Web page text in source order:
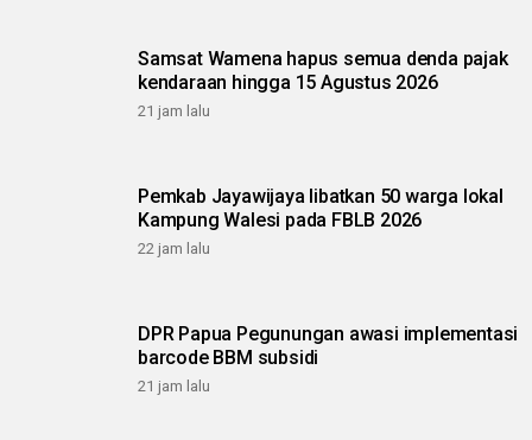
Samsat Wamena hapus semua denda pajak
kendaraan hingga 15 Agustus 2026
21 jam lalu
Pemkab Jayawijaya libatkan 50 warga lokal
Kampung Walesi pada FBLB 2026
22 jam lalu
DPR Papua Pegunungan awasi implementasi
barcode BBM subsidi
21 jam lalu